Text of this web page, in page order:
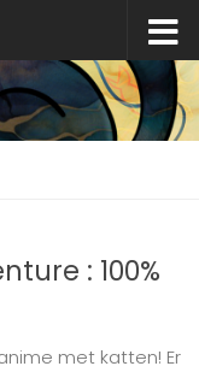
: 100%
met katten! Er